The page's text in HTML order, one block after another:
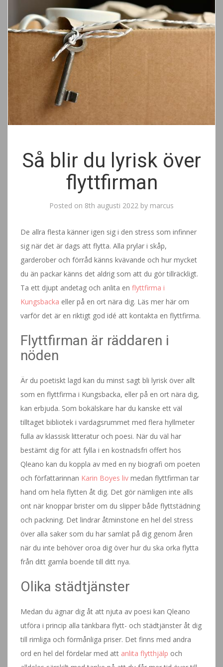
Så blir du lyrisk över
flyttfirman
Posted on 8th augusti 2022 by marcus
De allra flesta känner igen sig i den stress som infinner
sig när det är dags att flytta. Alla prylar i skåp,
garderober och förråd känns kvävande och hur mycket
du än packar känns det aldrig som att du gör tillräckligt.
Ta ett djupt andetag och anlita en flyttfirma i
Kungsbacka eller på en ort nära dig. Läs mer här om
varför det är en riktigt god idé att kontakta en flyttfirma.
Flyttfirman är räddaren i
nöden
Är du poetiskt lagd kan du minst sagt bli lyrisk över allt
som en flyttfirma i Kungsbacka, eller på en ort nära dig,
kan erbjuda. Som bokälskare har du kanske ett väl
tilltaget bibliotek i vardagsrummet med flera hyllmeter
fulla av klassisk litteratur och poesi. När du väl har
bestämt dig för att fylla i en kostnadsfri offert hos
Qleano kan du koppla av med en ny biografi om poeten
och författarinnan Karin Boyes liv medan flyttfirman tar
hand om hela flytten åt dig. Det gör nämligen inte alls
ont när knoppar brister om du slipper både flyttstädning
och packning. Det lindrar åtminstone en hel del stress
över alla saker som du har samlat på dig genom åren
när du inte behöver oroa dig över hur du ska orka flytta
från ditt gamla boende till ditt nya.
Olika städtjänster
Medan du ägnar dig åt att njuta av poesi kan Qleano
utföra i princip alla tänkbara flytt- och städtjänster åt dig
till rimliga och förmånliga priser. Det finns med andra
ord en hel del fördelar med att anlita flytthjälp och